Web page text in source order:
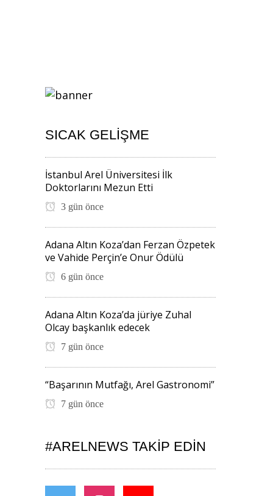
SICAK GELIŞME
İstanbul Arel Üniversitesi İlk
Doktorlarını Mezun Etti
3 gün önce
Adana Altın Koza’dan Ferzan Özpetek
ve Vahide Perçin’e Onur Ödülü
6 gün önce
Adana Altın Koza’da jüriye Zuhal
Olcay başkanlık edecek
7 gün önce
“Başarının Mutfağı, Arel Gastronomi”
7 gün önce
#ARELNEWS TAKIP EDIN